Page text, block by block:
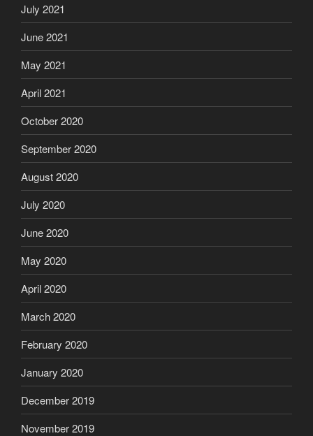
July 2021
June 2021
May 2021
April 2021
October 2020
September 2020
August 2020
July 2020
June 2020
May 2020
April 2020
March 2020
February 2020
January 2020
December 2019
November 2019